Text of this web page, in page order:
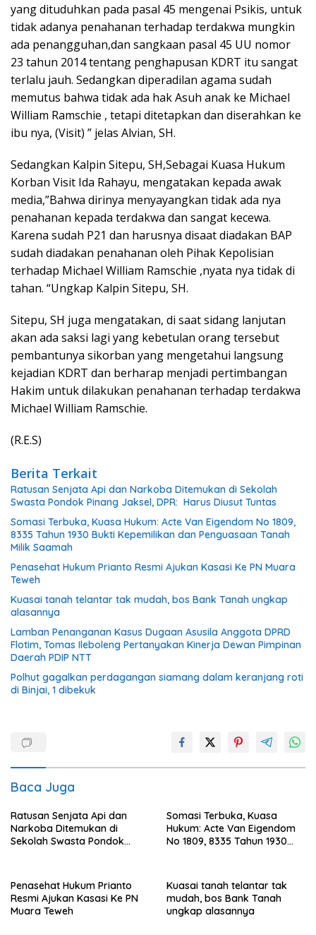
yang dituduhkan pada pasal 45 mengenai Psikis, untuk
tidak adanya penahanan terhadap terdakwa mungkin
ada penangguhan,dan sangkaan pasal 45 UU nomor
23 tahun 2014 tentang penghapusan KDRT itu sangat
terlalu jauh. Sedangkan diperadilan agama sudah
memutus bahwa tidak ada hak Asuh anak ke Michael
William Ramschie , tetapi ditetapkan dan diserahkan ke
ibu nya, (Visit) ” jelas Alvian, SH.
Sedangkan Kalpin Sitepu, SH,Sebagai Kuasa Hukum
Korban Visit Ida Rahayu, mengatakan kepada awak
media,”Bahwa dirinya menyayangkan tidak ada nya
penahanan kepada terdakwa dan sangat kecewa.
Karena sudah P21 dan harusnya disaat diadakan BAP
sudah diadakan penahanan oleh Pihak Kepolisian
terhadap Michael William Ramschie ,nyata nya tidak di
tahan. “Ungkap Kalpin Sitepu, SH.
Sitepu, SH juga mengatakan, di saat sidang lanjutan
akan ada saksi lagi yang kebetulan orang tersebut
pembantunya sikorban yang mengetahui langsung
kejadian KDRT dan berharap menjadi pertimbangan
Hakim untuk dilakukan penahanan terhadap terdakwa
Michael William Ramschie.
(R.E.S)
Berita Terkait
Ratusan Senjata Api dan Narkoba Ditemukan di Sekolah
Swasta Pondok Pinang Jaksel, DPR: Harus Diusut Tuntas
Somasi Terbuka, Kuasa Hukum: Acte Van Eigendom No 1809,
8335 Tahun 1930 Bukti Kepemilikan dan Penguasaan Tanah
Milik Saamah
Penasehat Hukum Prianto Resmi Ajukan Kasasi Ke PN Muara
Teweh
Kuasai tanah telantar tak mudah, bos Bank Tanah ungkap
alasannya
Lamban Penanganan Kasus Dugaan Asusila Anggota DPRD
Flotim, Tomas Ileboleng Pertanyakan Kinerja Dewan Pimpinan
Daerah PDIP NTT
Polhut gagalkan perdagangan siamang dalam keranjang roti
di Binjai, 1 dibekuk
Baca Juga
Ratusan Senjata Api dan
Narkoba Ditemukan di
Sekolah Swasta Pondok
Somasi Terbuka, Kuasa
Hukum: Acte Van Eigendom
No 1809, 8335 Tahun 1930
Saamah
Penasehat Hukum Prianto
Resmi Ajukan Kasasi Ke PN
Muara Teweh
Kuasai tanah telantar tak
mudah, bos Bank Tanah
ungkap alasannya